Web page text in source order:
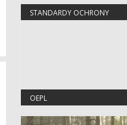
STANDARDY OCHRONY
MAŁOLETNICH
OEPL